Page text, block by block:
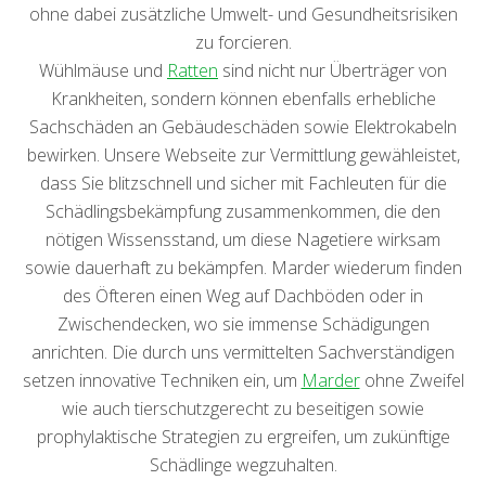
ohne dabei zusätzliche Umwelt- und Gesundheitsrisiken
zu forcieren.
Wühlmäuse und Ratten sind nicht nur Überträger von
Krankheiten, sondern können ebenfalls erhebliche
Sachschäden an Gebäudeschäden sowie Elektrokabeln
bewirken. Unsere Webseite zur Vermittlung gewähleistet,
dass Sie blitzschnell und sicher mit Fachleuten für die
Schädlingsbekämpfung zusammenkommen, die den
nötigen Wissensstand, um diese Nagetiere wirksam
sowie dauerhaft zu bekämpfen. Marder wiederum finden
des Öfteren einen Weg auf Dachböden oder in
Zwischendecken, wo sie immense Schädigungen
anrichten. Die durch uns vermittelten Sachverständigen
setzen innovative Techniken ein, um Marderohne Zweifel
wie auch tierschutzgerecht zu beseitigen sowie
prophylaktische Strategien zu ergreifen, um zukünftige
Schädlinge wegzuhalten.